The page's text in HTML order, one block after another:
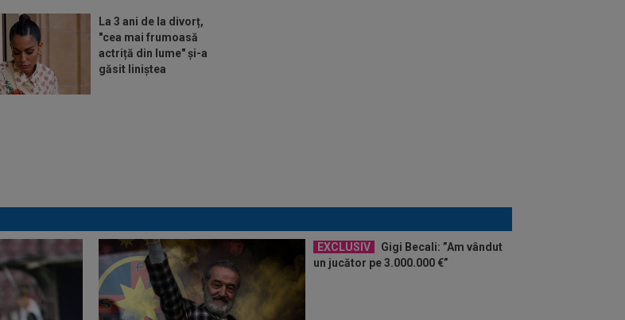
La 3 ani de la divorț,
"cea mai frumoasă
actriță din lume" și-a
găsit liniștea
EXCLUSIV
Gigi Becali: ”Am vândut
un jucător pe 3.000.000 €”